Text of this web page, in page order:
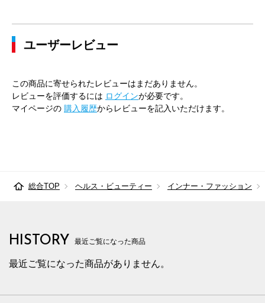
ユーザーレビュー
この商品に寄せられたレビューはまだありません。
レビューを評価するには ログインが必要です。
マイページの 購入履歴からレビューを記入いただけます。
総合TOP ヘルス・ビューティー インナー・ファッション
HISTORY 最近ご覧になった商品
最近ご覧になった商品がありません。